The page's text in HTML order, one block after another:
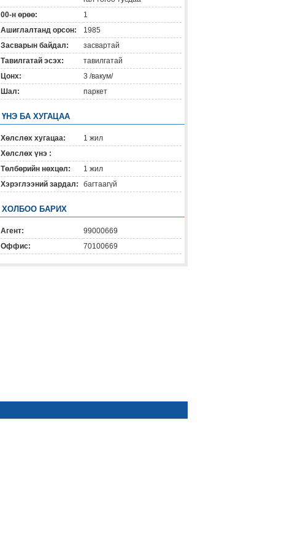
00-н өрөө:
1
Ашиглалтанд орсон:
1985
Засварын байдал:
засвартай
Тавилгатай эсэх:
тавилгатай
Цонх:
3 /вакум/
Шал:
паркет
ҮНЭ БА ХУГАЦАА
Хөлслөх хугацаа:
1 жил
Хөлслөх үнэ :
Төлбөрийн нөхцөл:
1 жил
Хэрэглээний зардал:
багтаагүй
ХОЛБОО БАРИХ
Агент:
99000669
Оффис:
70100669